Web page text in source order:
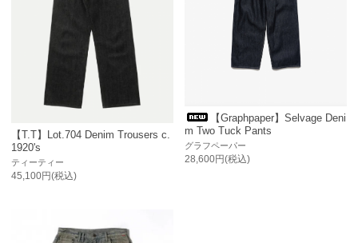
【T.T】Lot.704 Denim Trousers c.
1920's
ティーティー
45,100円(税込)
【Graphpaper】Selvage Deni
m Two Tuck Pants
グラフペーパー
28,600円(税込)